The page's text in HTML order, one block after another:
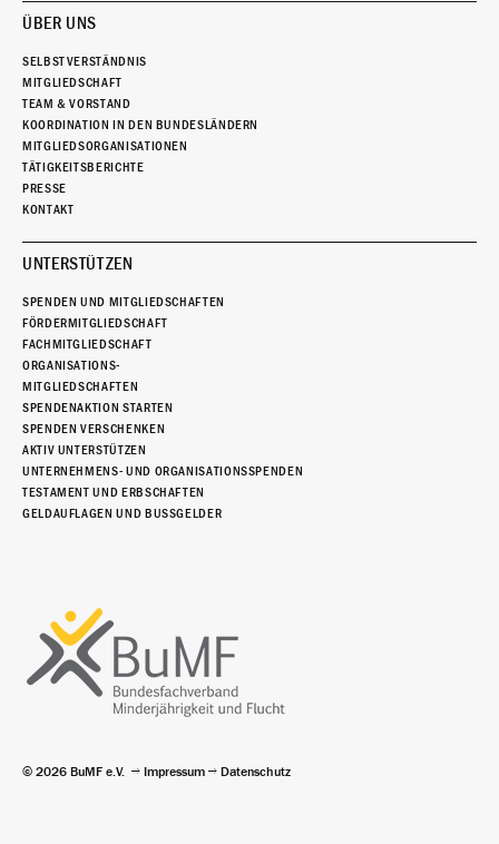
ÜBER UNS
SELBSTVERSTÄNDNIS
MITGLIEDSCHAFT
TEAM & VORSTAND
KOORDINATION IN DEN BUNDESLÄNDERN
MITGLIEDSORGANISATIONEN
TÄTIGKEITSBERICHTE
PRESSE
KONTAKT
UNTERSTÜTZEN
SPENDEN UND MITGLIEDSCHAFTEN
FÖRDERMITGLIEDSCHAFT
FACHMITGLIEDSCHAFT
ORGANISATIONS-
MITGLIEDSCHAFTEN
SPENDENAKTION STARTEN
SPENDEN VERSCHENKEN
AKTIV UNTERSTÜTZEN
UNTERNEHMENS- UND ORGANISATIONSSPENDEN
TESTAMENT UND ERBSCHAFTEN
GELDAUFLAGEN UND BUSSGELDER
© 2026 BuMF e.V. Impressum Datenschutz